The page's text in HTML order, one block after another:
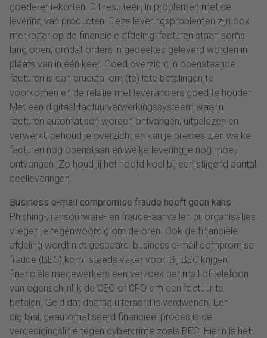
goederentekorten. Dit resulteert in problemen met de
levering van producten. Deze leveringsproblemen zijn ook
merkbaar op de financiële afdeling: facturen staan soms
lang open, omdat orders in gedeeltes geleverd worden in
plaats van in één keer. Goed overzicht in openstaande
facturen is dan cruciaal om (te) late betalingen te
voorkomen en de relatie met leveranciers goed te houden.
Met een digitaal factuurverwerkingssysteem waarin
facturen automatisch worden ontvangen, uitgelezen en
verwerkt, behoud je overzicht en kan je precies zien welke
facturen nog openstaan en welke levering je nog moet
ontvangen. Zo houd jij het hoofd koel bij een stijgend aantal
deelleveringen.
Business e-mail compromise fraude heeft geen kans
Phishing-, ransomware- en fraude-aanvallen bij organisaties
vliegen je tegenwoordig om de oren. Ook de financiële
afdeling wordt niet gespaard: business e-mail compromise
fraude (BEC) komt steeds vaker voor. Bij BEC krijgen
financiële medewerkers een verzoek per mail of telefoon
van ogenschijnlijk de CEO of CFO om een factuur te
betalen. Geld dat daarna uiteraard is verdwenen. Een
digitaal, geautomatiseerd financieel proces is dé
verdedigingslinie tegen cybercrime zoals BEC. Hierin is het